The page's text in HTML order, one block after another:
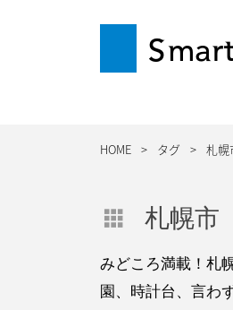
HOME タグ 札幌
札幌市
みどころ満載！札
園、時計台、言わ